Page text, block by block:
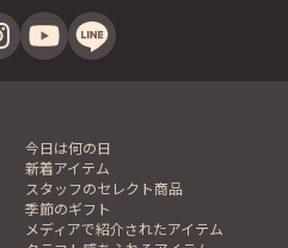
今日は何の日
新着アイテム
スタッフのセレクト商品
季節のギフト
メディアで紹介されたアイテム